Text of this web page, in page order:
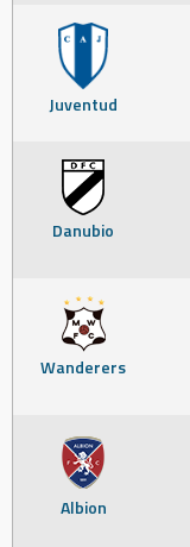
Juventud
Danubio
Wanderers
Albion